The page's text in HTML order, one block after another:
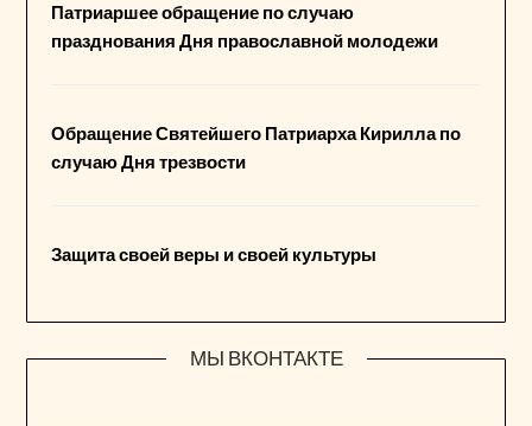
Патриаршее обращение по случаю
празднования Дня православной молодежи
Обращение Святейшего Патриарха Кирилла по
случаю Дня трезвости
Защита своей веры и своей культуры
МЫ ВКОНТАКТЕ